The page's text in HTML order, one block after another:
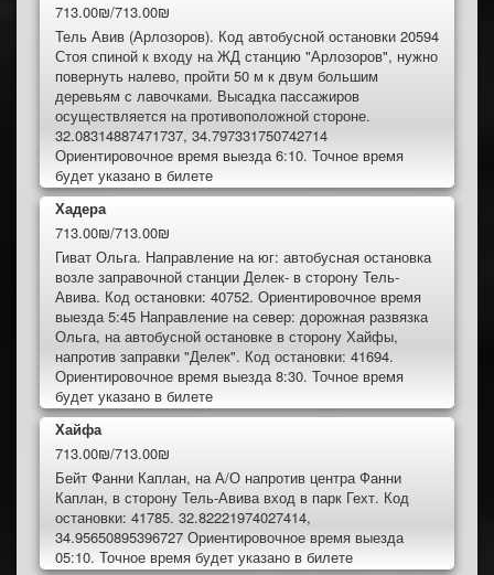
713.00₪/713.00₪
Тель Авив (Арлозоров). Код автобусной остановки 20594
Стоя спиной к входу на ЖД станцию "Арлозоров", нужно
повернуть налево, пройти 50 м к двум большим
деревьям с лавочками. Высадка пассажиров
осуществляется на противоположной стороне.
32.08314887471737, 34.797331750742714
Ориентировочное время выезда 6:10. Точное время
будет указано в билете
Хадера
713.00₪/713.00₪
Гиват Ольга. Направление на юг: автобусная остановка
возле заправочной станции Делек- в сторону Тель-
Авива. Код остановки: 40752. Ориентировочное время
выезда 5:45 Направление на север: дорожная развязка
Ольга, на автобусной остановке в сторону Хайфы,
напротив заправки "Делек". Код остановки: 41694.
Ориентировочное время выезда 8:30. Точное время
будет указано в билете
Хайфа
713.00₪/713.00₪
Бейт Фанни Каплан, на А/О напротив центра Фанни
Каплан, в сторону Тель-Авива вход в парк Гехт. Код
остановки: 41785. 32.82221974027414,
34.95650895396727 Ориентировочное время выезда
05:10. Точное время будет указано в билете